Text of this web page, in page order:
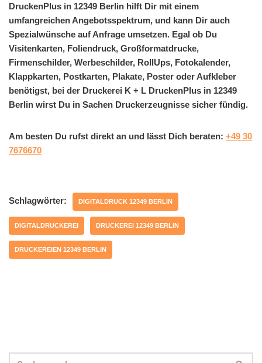
DruckenPlus in 12349 Berlin hilft Dir mit einem
umfangreichen Angebotsspektrum, und kann Dir auch
Spezialwünsche auf Anfrage umsetzen. Egal ob Du
Visitenkarten, Foliendruck, Großformatdrucke,
Firmenschilder, Werbeschilder, RollUps, Fotokalender,
Klappkarten, Postkarten, Plakate, Poster oder Aufkleber
benötigst, bei der Druckerei K + L DruckenPlus in 12349
Berlin wirst Du in Sachen Druckerzeugnisse sicher fündig.
Am besten Du rufst direkt an und lässt Dich beraten: +49 30
7676670
Schlagwörter: DIGITALDRUCK 12349 BERLIN
DIGITALDRUCKEREI DRUCKEREI 12349 BERLIN
DRUCKEREIEN 12349 BERLIN